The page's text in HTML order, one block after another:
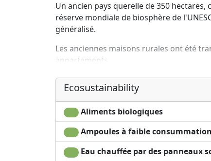
Un ancien pays querelle de 350 hectares,
réserve mondiale de biosphère de
généralisé.
Les anciennes maisons rurales ont été
appartements.
Les anciennes fermes, qui sont situées
respect des caractéristiques
trouverez des chambres confortables et
kitchenette.
À La Casella, il n'y a pas de réception
Ecosustainability
Aliments biologiques
Ampoules à faible consummation
Eau chauffée par des panneaux